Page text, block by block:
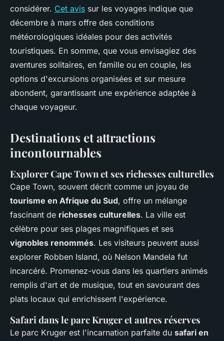
considérer. Cet avis sur les voyages indique que
décembre à mars offre des conditions
météorologiques idéales pour des activités
touristiques. En somme, que vous envisagiez des
aventures solitaires, en famille ou en couple, les
options d'excursions organisées et sur mesure
abondent, garantissant une expérience adaptée à
chaque voyageur.
Destinations et attractions
incontournables
Explorer Cape Town et ses richesses culturelles
Cape Town, souvent décrit comme un joyau de
tourisme en Afrique du Sud, offre un mélange
fascinant de richesses culturelles. La ville est
célèbre pour ses plages magnifiques et ses
vignobles renommés. Les visiteurs peuvent aussi
explorer Robben Island, où Nelson Mandela fut
incarcéré. Promenez-vous dans les quartiers animés
remplis d'art et de musique, tout en savourant des
plats locaux qui enrichissent l'expérience.
Safari dans le parc Kruger et autres réserves
Le parc Kruger est l'incarnation parfaite du safari en